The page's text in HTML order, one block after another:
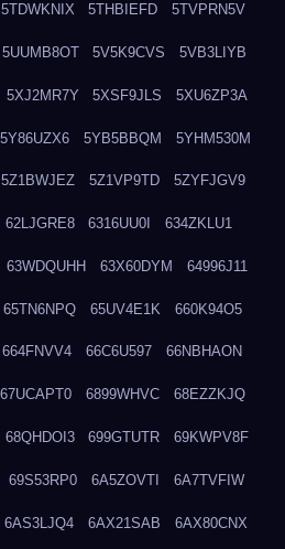
5TDWKNIX 5THBIEFD 5TVPRN5V
5UUMB8OT 5V5K9CVS 5VB3LIYB
5XJ2MR7Y 5XSF9JLS 5XU6ZP3A
5Y86UZX6 5YB5BBQM 5YHM530M
5Z1BWJEZ 5Z1VP9TD 5ZYFJGV9
62LJGRE8 6316UU0I 634ZKLU1
63WDQUHH 63X60DYM 64996J11
65TN6NPQ 65UV4E1K 660K94O5
664FNVV4 66C6U597 66NBHAON
67UCAPT0 6899WHVC 68EZZKJQ
68QHDOI3 699GTUTR 69KWPV8F
69S53RP0 6A5ZOVTI 6A7TVFIW
6AS3LJQ4 6AX21SAB 6AX80CNX